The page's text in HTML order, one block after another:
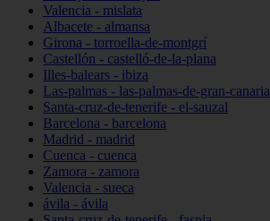
Valencia - mislata
Albacete - almansa
Girona - torroella-de-montgrí
Castellón - castelló-de-la-plana
Illes-balears - ibiza
Las-palmas - las-palmas-de-gran-canaria
Santa-cruz-de-tenerife - el-sauzal
Barcelona - barcelona
Madrid - madrid
Cuenca - cuenca
Zamora - zamora
Valencia - sueca
ávila - ávila